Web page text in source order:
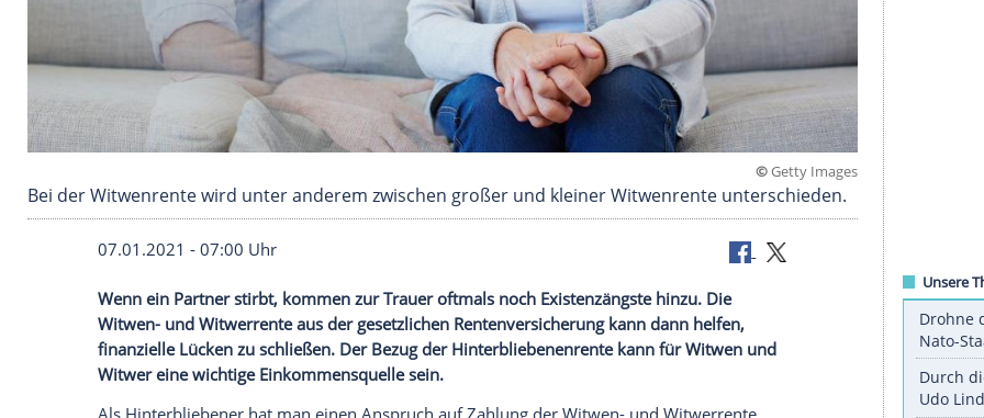
©Getty
Bei der Witwenrente wird unter anderem zwischen großer und kleiner Witwenrente